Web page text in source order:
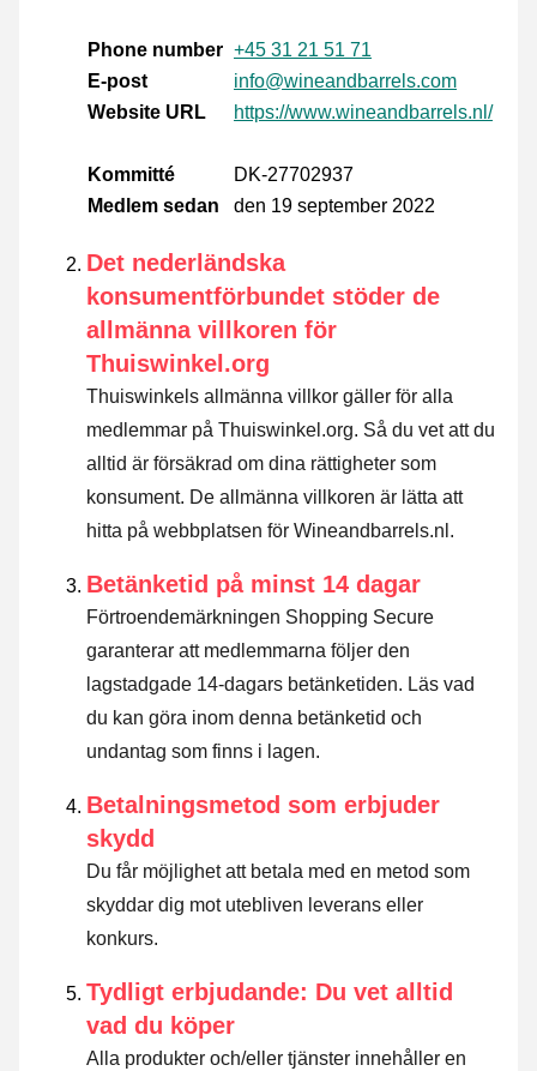
Phone number +45 31 21 51 71
E-post
info@wineandbarrels.com
Website URL
https://www.wineandbarrels.nl/
Kommitté
DK-27702937
Medlem sedan
den 19 september 2022
Det nederländska
konsumentförbundet stöder de
allmänna villkoren för
Thuiswinkel.org
Thuiswinkels allmänna villkor gäller för alla
medlemmar på Thuiswinkel.org. Så du vet att du
alltid är försäkrad om dina rättigheter som
konsument. De allmänna villkoren är lätta att
hitta på webbplatsen för Wineandbarrels.nl.
Betänketid på minst 14 dagar
Förtroendemärkningen Shopping Secure
garanterar att medlemmarna följer den
lagstadgade 14-dagars betänketiden. Läs vad
du kan göra inom denna betänketid och
undantag som finns i lagen.
Betalningsmetod som erbjuder
skydd
Du får möjlighet att betala med en metod som
skyddar dig mot utebliven leverans eller
konkurs.
Tydligt erbjudande: Du vet alltid
vad du köper
Alla produkter och/eller tjänster innehåller en